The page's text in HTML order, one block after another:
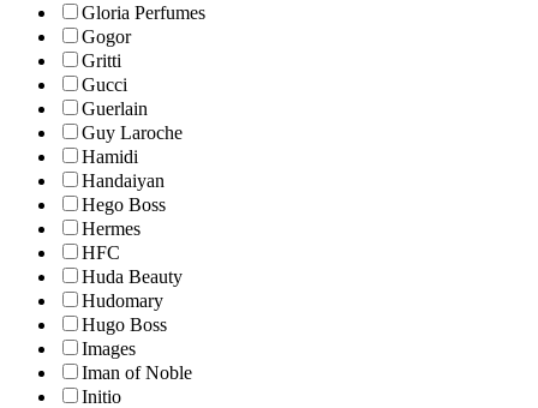
Gloria Perfumes
Gogor
Gritti
Gucci
Guerlain
Guy Laroche
Hamidi
Handaiyan
Hego Boss
Hermes
HFC
Huda Beauty
Hudomary
Hugo Boss
Images
Iman of Noble
Initio